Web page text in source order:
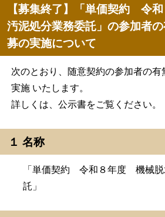
【募集終了】「単価契約 令
汚泥処分業務委託」の参加者
募の実施について
次のとおり、随意契約の参加者の有
実施 いたします。
詳しくは、公示書をご覧ください。
１ 名称
「単価契約 令和８年度 機械脱
託」